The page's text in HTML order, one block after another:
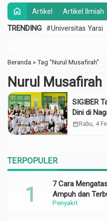
home Artikel Artikel Ilmiah
TRENDING #Universitas Yarsi
Beranda »Tag "Nurul Musafirah"
Nurul Musafirah
SIGIBER
Dini di
calendar_month Rabu, 4
TERPOPULER
Penyakit
7 Cara
Ampuh dan